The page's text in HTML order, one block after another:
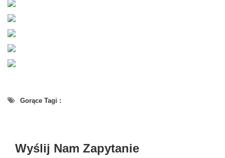
Gorące Tagi :
Wyślij Nam Zapytanie